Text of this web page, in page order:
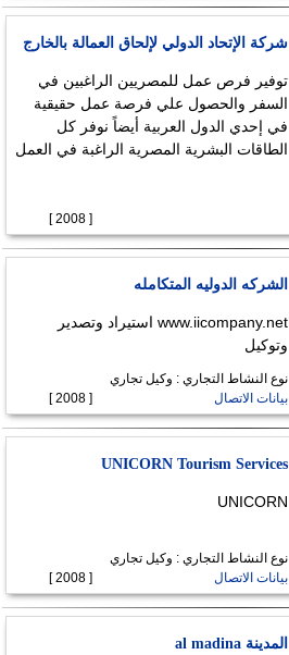
شركة الإتحاد الدولي لإلحاق العمالة بالخارج
توفير فرص عمل للمصريين الراغبين في
السفر والحصول علي فرصة عمل حقيقية
في إحدي الدول العربية أيضاً نوفر كل
الطاقات البشرية المصرية الراغبة في العمل
[ 2008 ]
الشركه الدوليه المتكامله
www.iicompany.net استيراد وتصدير
وتوكيل
نوع النشاط التجاري : وكيل تجاري
بيانات الاتصال
[ 2008 ]
UNICORN Tourism Services
UNICORN
نوع النشاط التجاري : وكيل تجاري
بيانات الاتصال
[ 2008 ]
المدينة al madina